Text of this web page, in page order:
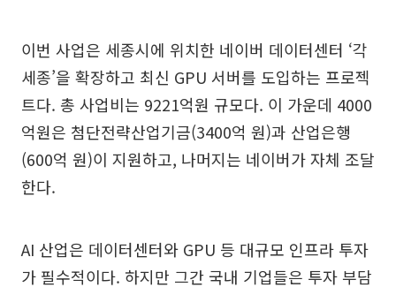
이번 사업은 세종시에 위치한 네이버 데이터센터 ‘각
세종’을 확장하고 최신 GPU 서버를 도입하는 프로젝
트다. 총 사업비는 9221억원 규모다. 이 가운데 4000
억원은 첨단전략산업기금(3400억 원)과 산업은행
(600억 원)이 지원하고, 나머지는 네이버가 자체 조달
한다.
AI 산업은 데이터센터와 GPU 등 대규모 인프라 투자
가 필수적이다. 하지만 그간 국내 기업들은 투자 부담